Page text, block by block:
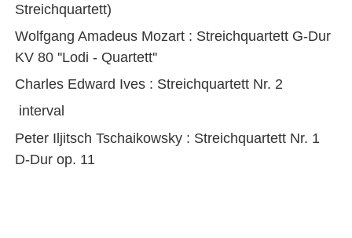
Streichquartett)
Wolfgang Amadeus Mozart : Streichquartett G-Dur
KV 80 ''Lodi - Quartett''
Charles Edward Ives : Streichquartett Nr. 2
interval
Peter Iljitsch Tschaikowsky : Streichquartett Nr. 1
D-Dur op. 11